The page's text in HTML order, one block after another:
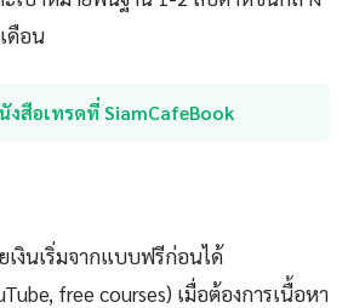
ดือน
งสือเทรดที่ SiamCafeBook
งินเริ่มจากแบบฟรีก่อนได้
free courses) เมื่อต้องการเนื้อหา